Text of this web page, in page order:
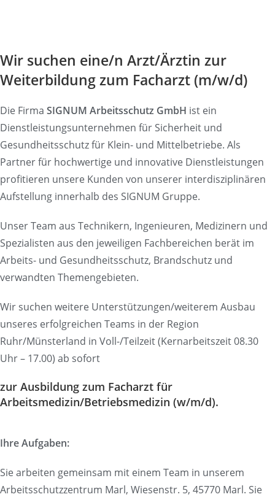
Wir suchen eine/n Arzt/Ärztin zur
Weiterbildung zum Facharzt (m/w/d)
Die Firma SIGNUM Arbeitsschutz GmbH ist ein
Dienstleistungsunternehmen für Sicherheit und
Gesundheitsschutz für Klein- und Mittelbetriebe. Als
Partner für hochwertige und innovative Dienstleistungen
profitieren unsere Kunden von unserer interdisziplinären
Aufstellung innerhalb des SIGNUM Gruppe.
Unser Team aus Technikern, Ingenieuren, Medizinern und
Spezialisten aus den jeweiligen Fachbereichen berät im
Arbeits- und Gesundheitsschutz, Brandschutz und
verwandten Themengebieten.
Wir suchen weitere Unterstützungen/weiterem Ausbau
unseres erfolgreichen Teams in der Region
Ruhr/Münsterland in Voll-/Teilzeit (Kernarbeitszeit 08.30
Uhr – 17.00) ab sofort
zur Ausbildung zum Facharzt für
Arbeitsmedizin/Betriebsmedizin (w/m/d).
Ihre Aufgaben:
Sie arbeiten gemeinsam mit einem Team in unserem
Arbeitsschutzzentrum Marl, Wiesenstr. 5, 45770 Marl. Sie